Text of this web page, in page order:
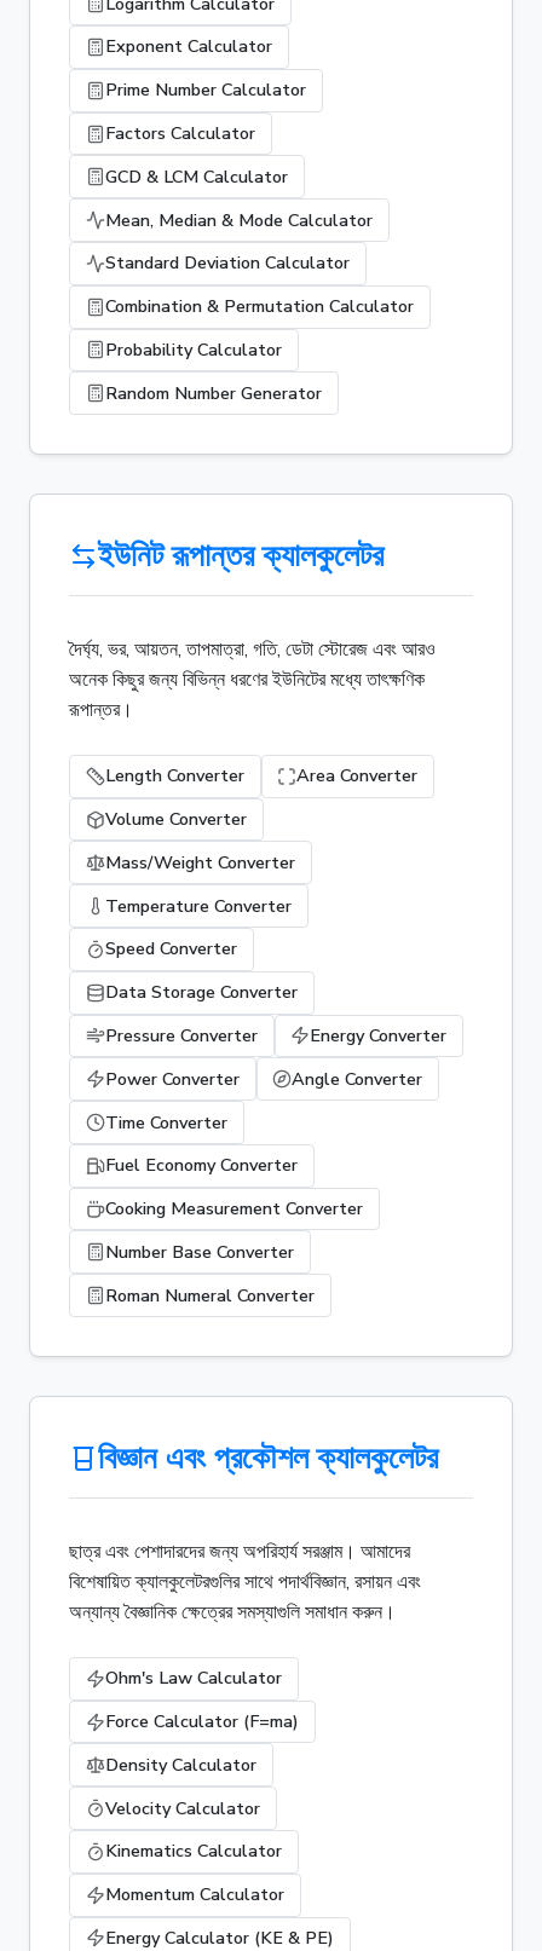
Exponent Calculator
Prime Number Calculator
Factors Calculator
GCD & LCM Calculator
Mean, Median & Mode Calculator
Standard Deviation Calculator
Combination & Permutation Calculator
Probability Calculator
Random Number Generator
ইউনিট রূপান্তর ক্যালকুলেটর
দৈর্ঘ্য, ভর, আয়তন, তাপমাত্রা, গতি, ডেটা স্টোরেজ এবং আরও
অনেক কিছুর জন্য বিভিন্ন ধরণের ইউনিটের মধ্যে তাৎক্ষণিক
রূপান্তর।
Length Converter
Area Converter
Volume Converter
Mass/Weight Converter
Temperature Converter
Speed Converter
Data Storage Converter
Pressure Converter
Energy Converter
Power Converter
Angle Converter
Time Converter
Fuel Economy Converter
Cooking Measurement Converter
Number Base Converter
Roman Numeral Converter
বিজ্ঞান এবং প্রকৌশল ক্যালকুলেটর
ছাত্র এবং পেশাদারদের জন্য অপরিহার্য সরঞ্জাম। আমাদের
বিশেষায়িত ক্যালকুলেটরগুলির সাথে পদার্থবিজ্ঞান, রসায়ন এবং
অন্যান্য বৈজ্ঞানিক ক্ষেত্রের সমস্যাগুলি সমাধান করুন।
Ohm's Law Calculator
Force Calculator (F=ma)
Density Calculator
Velocity Calculator
Kinematics Calculator
Momentum Calculator
Energy Calculator (KE & PE)